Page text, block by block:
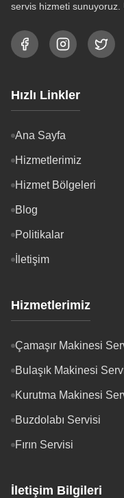
servis hizmeti sunuyoruz.
Hızlı Linkler
Ana Sayfa
Hizmetlerimiz
Hizmet Bölgeleri
Blog
Politikalar
İletişim
Hizmetlerimiz
Çamaşır Makinesi
Bulaşık Makinesi
Kurutma Makinesi
Buzdolabı Servisi
Fırın Servisi
İletişim Bilgileri